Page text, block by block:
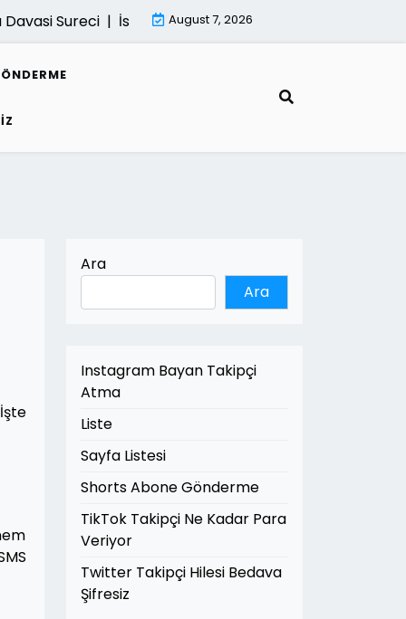
Sureci |İsletmeler İcin Dijital Donusum Rehberi |
August 7, 2026
Ara
Ara
Instagram Bayan Takipçi
Atma
Liste
Sayfa Listesi
Shorts Abone Gönderme
TikTok Takipçi Ne Kadar Para
Veriyor
Twitter Takipçi Hilesi Bedava
Şifresiz